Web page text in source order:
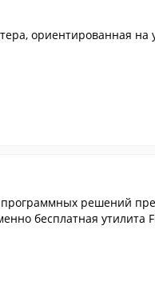
ориентированная на
программных решений
бесплатная утилита